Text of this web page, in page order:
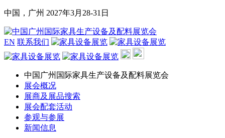
中国，广州 2027年3月28-31日
EN 联系我们
中国广州国际家具生产设备及配料展览会
展会概况
展商及展品搜索
展会配套活动
参观与参展
新闻信息